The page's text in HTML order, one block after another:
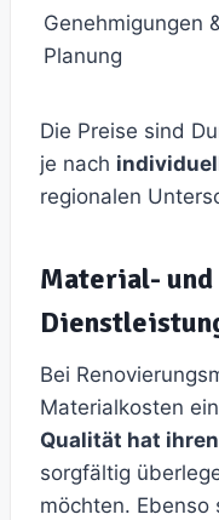
Genehmigungen
Planung
Die Preise sind
je nach
regionalen
Material- und
Bei
Materialkosten
Qualität hat
sorgfältig
möchten. Ebenso